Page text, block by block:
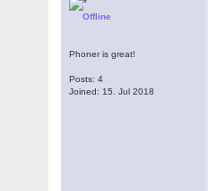
Offline
Phoner is great!
Posts: 4
Joined: 15. Jul 2018